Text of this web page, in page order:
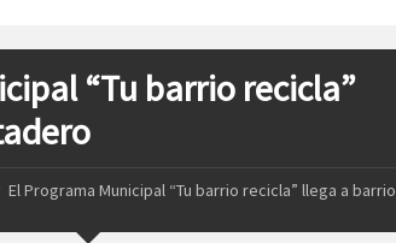
“Tu barrio recicla”
El Programa Municipal “Tu barrio recicla” llega a barrio